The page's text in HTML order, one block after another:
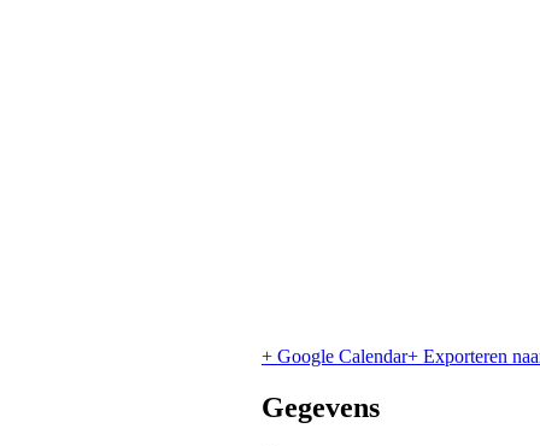
+ Google Calendar+ Exporteren
Gegevens